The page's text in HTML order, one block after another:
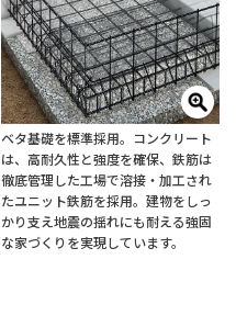
ベタ基礎を標準採用。コンクリート
は、高耐久性と強度を確保、鉄筋は
徹底管理した工場で溶接・加工され
たユニット鉄筋を採用。建物をしっ
かり支え地震の揺れにも耐える強固
な家づくりを実現しています。